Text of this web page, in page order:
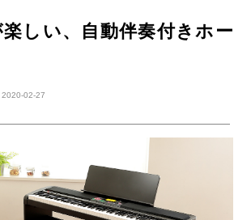
しい、自動伴奏付きホー
2020-02-27